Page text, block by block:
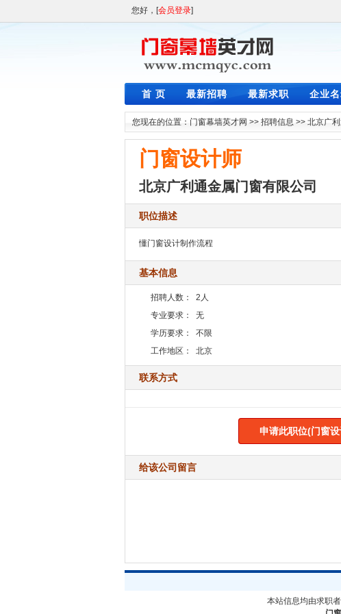
您好，[会员登录]
首 页 最新招聘 最新求职 企业
您现在的位置： 门窗幕墙英才网 >> 招聘信息 >> 北京广
门窗设计师
北京广利通金属门窗有限公司
职位描述
懂门窗设计制作流程
基本信息
招聘人数： 2人
专业要求：
无
学历要求：
不限
工作地区：
北京
联系方式
申请此职位(门窗
给该公司留言
本站信息均由求职